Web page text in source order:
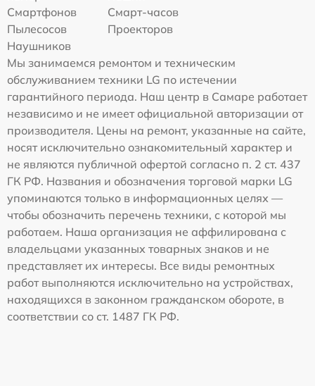
Смартфонов
Смарт-часов
Пылесосов
Проекторов
Наушников
Мы занимаемся ремонтом и техническим
обслуживанием техники LG по истечении
гарантийного периода. Наш центр в Самаре работает
независимо и не имеет официальной авторизации от
производителя. Цены на ремонт, указанные на сайте,
носят исключительно ознакомительный характер и
не являются публичной офертой согласно п. 2 ст. 437
ГК РФ. Названия и обозначения торговой марки LG
упоминаются только в информационных целях —
чтобы обозначить перечень техники, с которой мы
работаем. Наша организация не аффилирована с
владельцами указанных товарных знаков и не
представляет их интересы. Все виды ремонтных
работ выполняются исключительно на устройствах,
находящихся в законном гражданском обороте, в
соответствии со ст. 1487 ГК РФ.